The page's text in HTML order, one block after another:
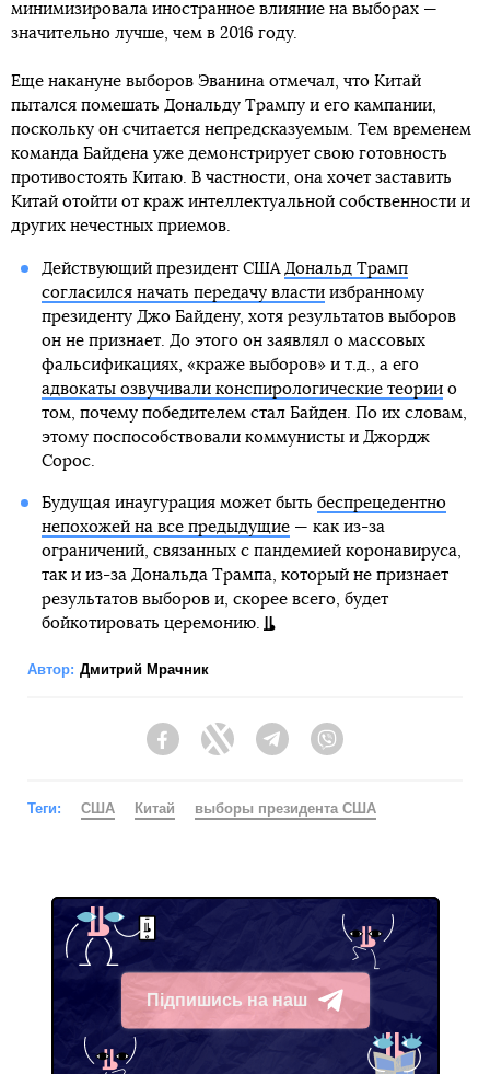
минимизировала иностранное влияние на выборах —
значительно лучше, чем в 2016 году.
Еще накануне выборов Эванина отмечал, что Китай
пытался помешать Дональду Трампу и его кампании,
поскольку он считается непредсказуемым. Тем временем
команда Байдена уже демонстрирует свою готовность
противостоять Китаю. В частности, она хочет заставить
Китай отойти от краж интеллектуальной собственности и
других нечестных приемов.
Действующий президент США Дональд Трамп
согласился начать передачу властиизбранному
президенту Джо Байдену, хотя результатов выборов
он не признает. До этого он заявлял о массовых
фальсификациях, «краже выборов» и т.д., а его
адвокаты озвучивали конспирологические теориио
том, почему победителем стал Байден. По их словам,
этому поспособствовали коммунисты и Джордж
Сорос.
Будущая инаугурация может быть беспрецедентно
непохожей на все предыдущие— как из-за
ограничений, связанных с пандемией коронавируса,
так и из-за Дональда Трампа, который не признает
результатов выборов и, скорее всего, будет
бойкотировать церемонию.
Автор: Дмитрий Мрачник
FacebookTwitter Telegram
Теги: США Китай выборы президента США
Підпишись на наш
Telegram